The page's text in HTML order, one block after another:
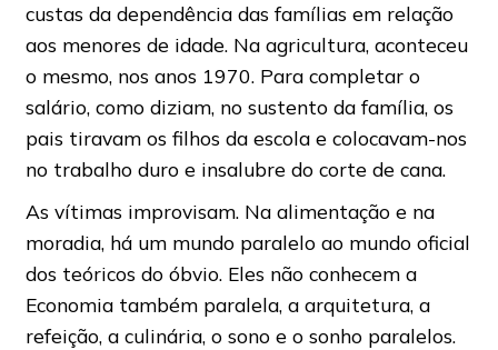
custas da dependência das famílias em relação
aos menores de idade. Na agricultura, aconteceu
o mesmo, nos anos 1970. Para completar o
salário, como diziam, no sustento da família, os
pais tiravam os filhos da escola e colocavam-nos
no trabalho duro e insalubre do corte de cana.
As vítimas improvisam. Na alimentação e na
moradia, há um mundo paralelo ao mundo oficial
dos teóricos do óbvio. Eles não conhecem a
Economia também paralela, a arquitetura, a
refeição, a culinária, o sono e o sonho paralelos.